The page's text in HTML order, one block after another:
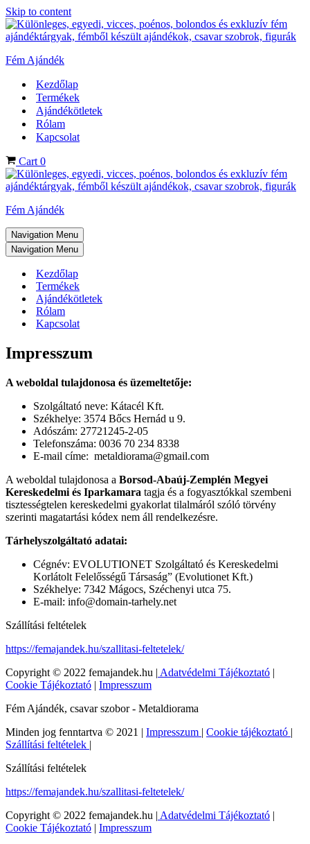
Skip to content
Fém Ajándék
Kezdőlap
Termékek
Ajándékötletek
Rólam
Kapcsolat
Cart 0
Fém Ajándék
Navigation Menu
Navigation Menu
Kezdőlap
Termékek
Ajándékötletek
Rólam
Kapcsolat
Impresszum
A weboldal tulajdonosa és üzemeltetője:
Szolgáltató neve: Kátacél Kft.
Székhelye: 3574 Bőcs Hernád u 9.
Adószám: 27721245-2-05
Telefonszáma: 0036 70 234 8338
E-mail címe: metaldiorama@gmail.com
A weboldal tulajdonosa a Borsod-Abaúj-Zemplén Megyei
Kereskedelmi és Iparkamara tagja és a fogyasztókkal szembeni
tisztességtelen kereskedelmi gyakorlat tilalmáról szóló törvény
szerinti magatartási kódex nem áll rendelkezésre.
Tárhelyszolgáltató adatai:
Cégnév: EVOLUTIONET Szolgáltató és Kereskedelmi
Korlátolt Felelősségű Társaság” (Evolutionet Kft.)
Székhelye: 7342 Mágocs, Széchenyi utca 75.
E-mail: info@domain-tarhely.net
Szállítási feltételek
https://femajandek.hu/szallitasi-feltetelek/
Copyright © 2022 femajandek.hu | Adatvédelmi Tájékoztató |
Cookie Tájékoztató | Impresszum
Fém Ajándék, csavar szobor - Metaldiorama
Minden jog fenntartva © 2021 | Impresszum | Cookie tájékoztató |
Szállítási feltételek |
Szállítási feltételek
https://femajandek.hu/szallitasi-feltetelek/
Copyright © 2022 femajandek.hu | Adatvédelmi Tájékoztató |
Cookie Tájékoztató | Impresszum